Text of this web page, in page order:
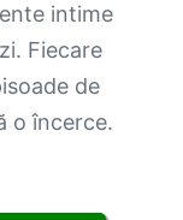
intime
Fiecare
de
o încerce.